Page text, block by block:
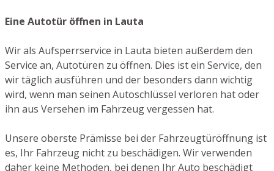
Eine Autotür öffnen in Lauta
Wir als Aufsperrservice in Lauta bieten außerdem den
Service an, Autotüren zu öffnen. Dies ist ein Service, den
wir täglich ausführen und der besonders dann wichtig
wird, wenn man seinen Autoschlüssel verloren hat oder
ihn aus Versehen im Fahrzeug vergessen hat.
Unsere oberste Prämisse bei der Fahrzeugtüröffnung ist
es, Ihr Fahrzeug nicht zu beschädigen. Wir verwenden
daher keine Methoden, bei denen Ihr Auto beschädigt